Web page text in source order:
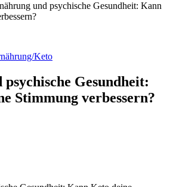
und psychische Gesundheit: Kann
Keto
Gesundheit:
Stimmung verbessern?